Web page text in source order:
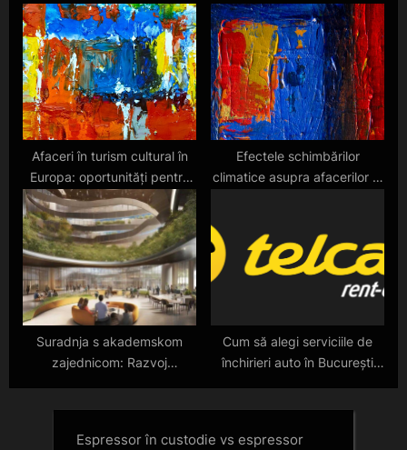
afacerea ta
abonamente în 2025
Afaceri în turism cultural în
Europa: oportunități pentru
2025
Efectele schimbărilor
climatice asupra afacerilor în
Suradnja s akademskom
zajednicom: Razvoj
Cum să alegi serviciile de
închirieri auto în București
Espressor în custodie vs espressor